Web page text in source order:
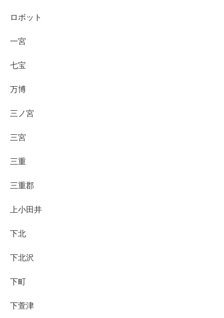
ロボット
一宮
七宝
万博
三ノ宮
三宮
三重
三重郡
上小田井
下北
下北沢
下町
下萱津